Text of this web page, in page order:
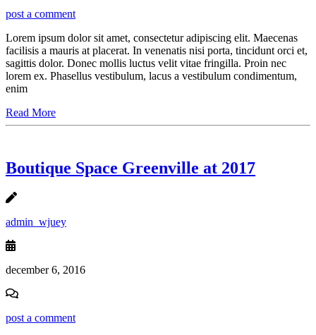
post a comment
Lorem ipsum dolor sit amet, consectetur adipiscing elit. Maecenas
facilisis a mauris at placerat. In venenatis nisi porta, tincidunt orci et,
sagittis dolor. Donec mollis luctus velit vitae fringilla. Proin nec
lorem ex. Phasellus vestibulum, lacus a vestibulum condimentum,
enim
Read More
Boutique Space Greenville at 2017
admin_wjuey
december 6, 2016
post a comment